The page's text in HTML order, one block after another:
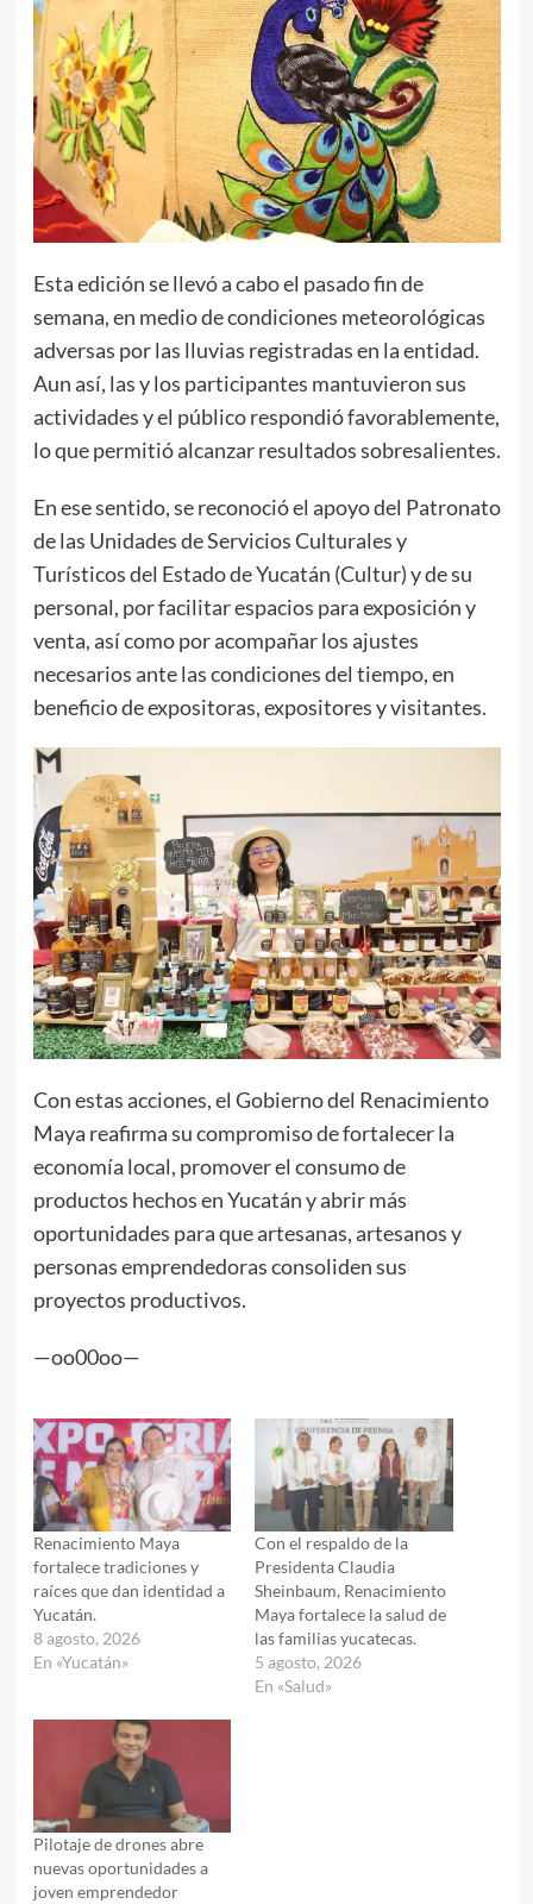
Esta edición se llevó a cabo el pasado fin de
semana, en medio de condiciones meteorológicas
adversas por las lluvias registradas en la entidad.
Aun así, las y los participantes mantuvieron sus
actividades y el público respondió favorablemente,
lo que permitió alcanzar resultados sobresalientes.
En ese sentido, se reconoció el apoyo del Patronato
de las Unidades de Servicios Culturales y
Turísticos del Estado de Yucatán (Cultur) y de su
personal, por facilitar espacios para exposición y
venta, así como por acompañar los ajustes
necesarios ante las condiciones del tiempo, en
beneficio de expositoras, expositores y visitantes.
Con estas acciones, el Gobierno del Renacimiento
Maya reafirma su compromiso de fortalecer la
economía local, promover el consumo de
productos hechos en Yucatán y abrir más
oportunidades para que artesanas, artesanos y
personas emprendedoras consoliden sus
proyectos productivos.
—oo00oo—
Renacimiento Maya
fortalece tradiciones y
raíces que dan identidad a
Yucatán.
8 agosto, 2026
En «Yucatán»
Con el respaldo de la
Presidenta Claudia
Sheinbaum, Renacimiento
Maya fortalece la salud de
las familias yucatecas.
5 agosto, 2026
En «Salud»
Pilotaje de drones abre
nuevas oportunidades a
joven emprendedor